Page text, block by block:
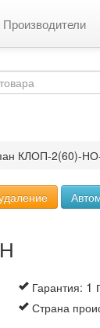
Производители
КЛОП-2(60)-
Гарантия: 1
Страна